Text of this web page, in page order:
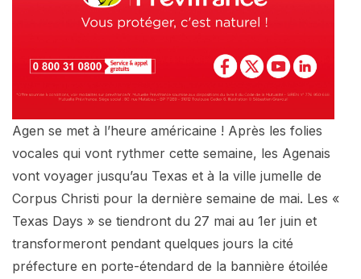
Agen se met à l’heure américaine ! Après les folies
vocales qui vont rythmer cette semaine, les Agenais
vont voyager jusqu’au Texas et à la ville jumelle de
Corpus Christi pour la dernière semaine de mai. Les «
Texas Days » se tiendront du 27 mai au 1er juin et
transformeront pendant quelques jours la cité
préfecture en porte-étendard de la bannière étoilée